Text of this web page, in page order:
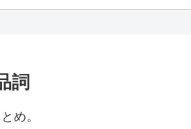
詞
め。